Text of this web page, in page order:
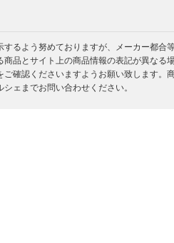
るよう努めておりますが、メーカー都合
品とサイト上の商品情報の表記が異なる場
確認くださいますようお願い致します。
ェまでお問い合わせください。